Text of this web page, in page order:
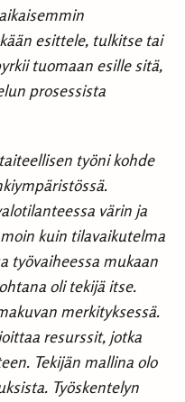
esittele, tulkitse tai
tuomaan esille sitä,
prosessista
työni kohde
värin ja
kuin tilavaikutelma
työvaiheessa mukaan
oli tekijä itse.
merkityksessä.
resurssit, jotka
Tekijän mallina olo
Työskentelyn